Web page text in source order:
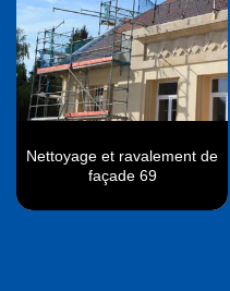
Nettoyage et ravalement de
façade 69